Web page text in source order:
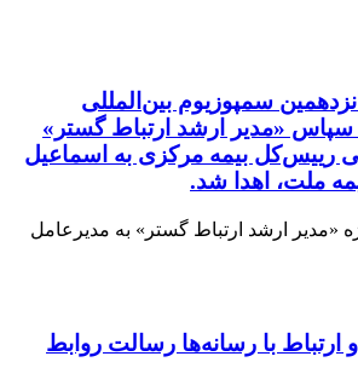
سمپوزیوم بین‌المللی
«مدیر ارشد ارتباط گستر»
رییس‌کل بیمه مرکزی به اسماعیل
ملت، اهدا شد.
«مدیر ارشد ارتباط گستر» به مدیرعامل
ارتباط با رسانه‌ها رسالت روابط